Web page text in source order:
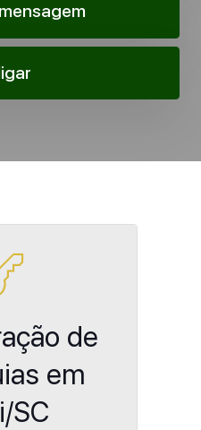
de
em
SC